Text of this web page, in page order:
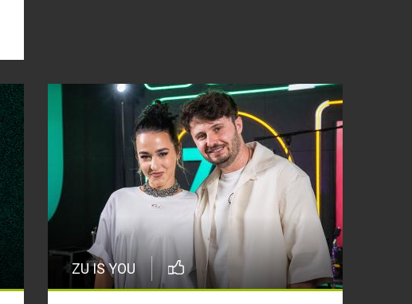
ZU IS YOU